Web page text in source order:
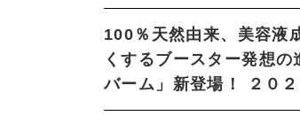
100％天然由来、美容液
くするブースター発想
バーム」新登場！ ２０